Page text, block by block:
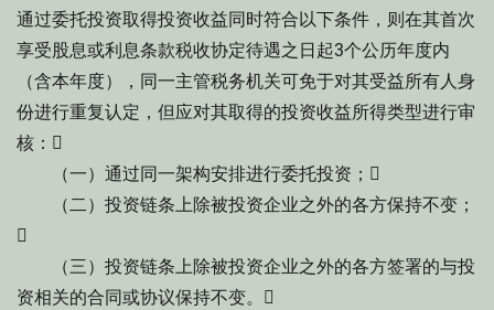
通过委托投资取得投资收益同时符合以下条件，则在其首次
享受股息或利息条款税收协定待遇之日起3个公历年度内
（含本年度），同一主管税务机关可免于对其受益所有人身
份进行重复认定，但应对其取得的投资收益所得类型进行审
核：
（一）通过同一架构安排进行委托投资；
（二）投资链条上除被投资企业之外的各方保持不变；

（三）投资链条上除被投资企业之外的各方签署的与投
资相关的合同或协议保持不变。